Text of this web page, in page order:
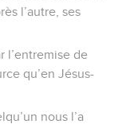
l’autre, ses
l’entremise de
qu’en Jésus-
nous l’a